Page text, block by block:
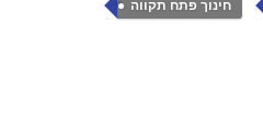
חינוך פתח תקווה